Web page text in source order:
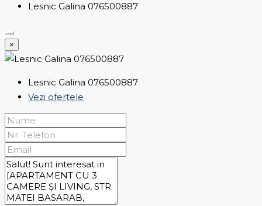
Lesnic Galina 076500887
×
Lesnic Galina 076500887
Vezi ofertele